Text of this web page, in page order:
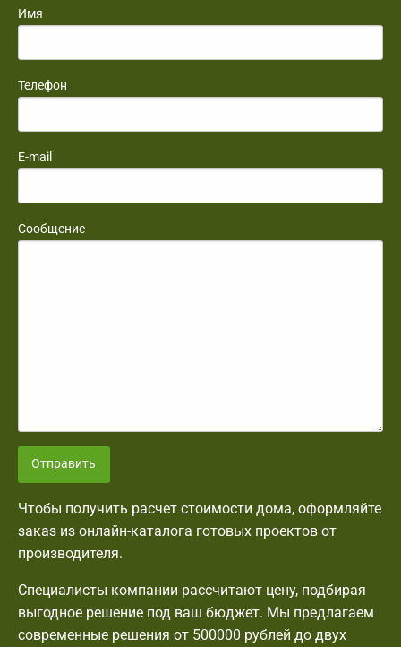
Имя
Телефон
E-mail
Сообщение
Отправить
Чтобы получить расчет стоимости дома, оформляйте
заказ из онлайн-каталога готовых проектов от
производителя.
Специалисты компании рассчитают цену, подбирая
выгодное решение под ваш бюджет. Мы предлагаем
современные решения от 500000 рублей до двух